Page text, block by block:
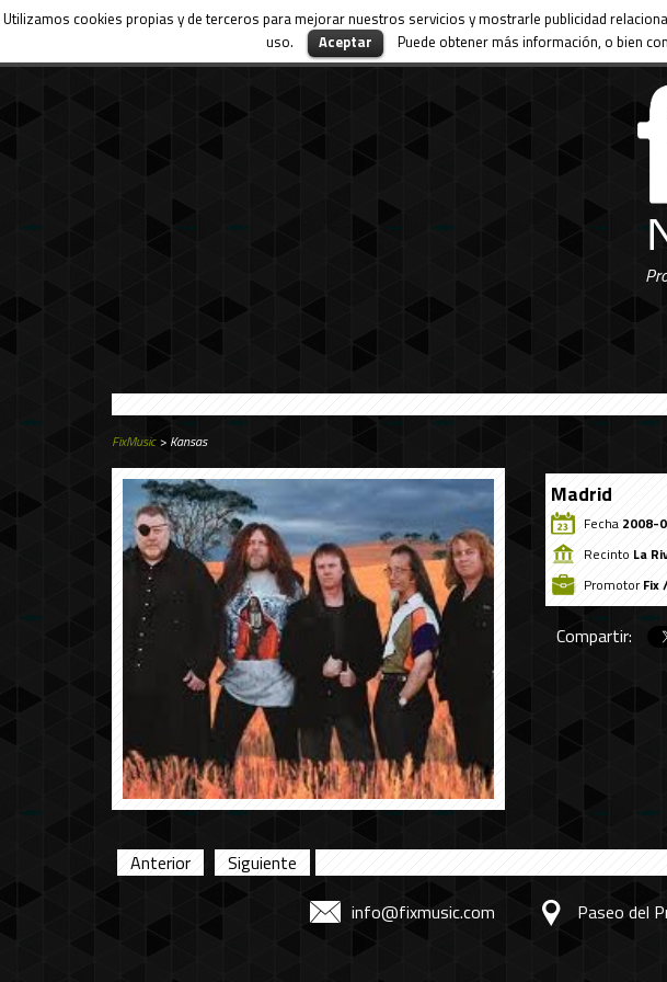
Utilizamos cookies propias y de terceros para mejorar nuestros servicios y mostrarle publicidad
uso.
Aceptar Puede obtener más información, o bien
FixMusic> Kansas
Madrid
Fecha 2008-
Recinto La
PromotorFix
Compartir:
Anterior
Siguiente
info@fixmusic.com
Paseo del